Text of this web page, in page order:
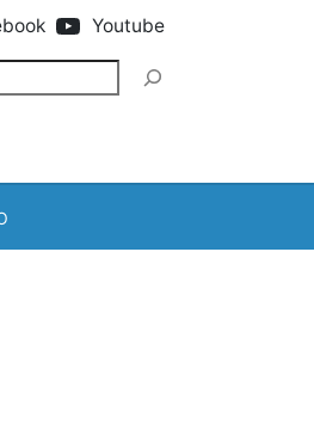
Youtube